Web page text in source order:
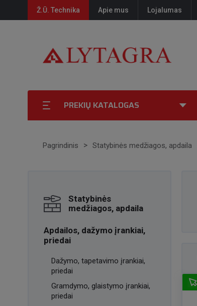
Ž.Ū. Technika Apie mus Lojalumas
PREKIŲ KATALOGAS
Pagrindinis Statybinės medžiagos, apdaila
Statybinės
medžiagos, apdaila
Apdailos, dažymo įrankiai,
priedai
Dažymo, tapetavimo įrankiai,
priedai
Gramdymo, glaistymo įrankiai,
priedai